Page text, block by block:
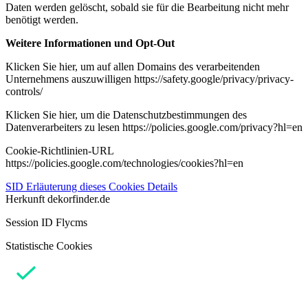
Daten werden gelöscht, sobald sie für die Bearbeitung nicht mehr
benötigt werden.
Weitere Informationen und Opt-Out
Klicken Sie hier, um auf allen Domains des verarbeitenden
Unternehmens auszuwilligen https://safety.google/privacy/privacy-
controls/
Klicken Sie hier, um die Datenschutzbestimmungen des
Datenverarbeiters zu lesen https://policies.google.com/privacy?hl=en
Cookie-Richtlinien-URL
https://policies.google.com/technologies/cookies?hl=en
SID Erläuterung dieses Cookies Details
Herkunft dekorfinder.de
Session ID Flycms
Statistische Cookies